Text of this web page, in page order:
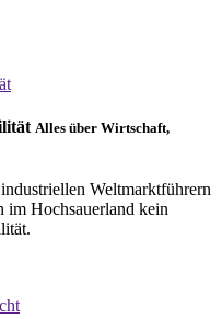
Alles über Wirtschaft,
Weltmarktführern
im Hochsauerland kein